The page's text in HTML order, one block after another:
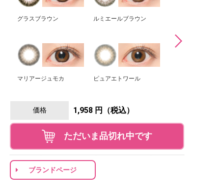
グラスブラウン ルミエールブラウン
マリアージュモカ ピュアエトワール
価格 1,958 円（税込）
ただいま品切れ中です
ブランドページ